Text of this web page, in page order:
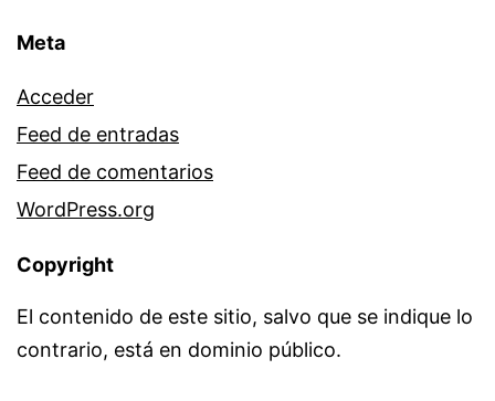
Meta
Acceder
Feed de entradas
Feed de comentarios
WordPress.org
Copyright
El contenido de este sitio, salvo que se indique lo
contrario, está en dominio público.